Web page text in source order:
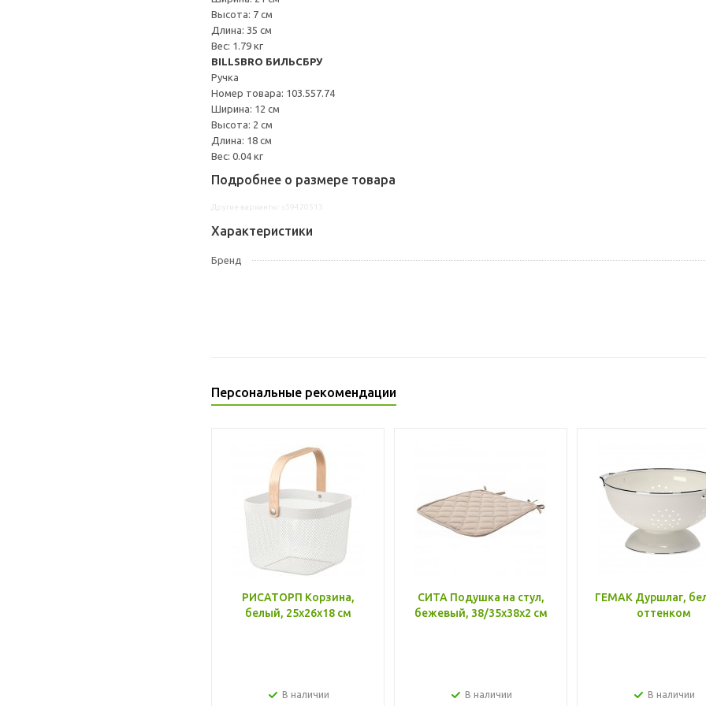
Высота: 7 см
Длина: 35 см
Вес: 1.79 кг
BILLSBRO БИЛЬСБРУ
Ручка
Номер товара: 103.557.74
Ширина: 12 см
Высота: 2 см
Длина: 18 см
Вес: 0.04 кг
Подробнее о размере товара
Характеристики
Бренд
Персональные рекомендации
РИСАТОРП Корзина,
белый, 25x26x18 см
В наличии
СИТА Подушка на стул,
бежевый, 38/35x38x2 см
В наличии
ГЕМАК Дуршлаг,
оттенком
В наличии